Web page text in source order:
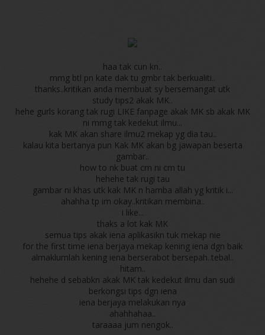
haa tak cun kn..
mmg btl pn kate dak tu gmbr tak berkualiti..
thanks..kritikan anda membuat sy bersemangat utk
study tips2 akak MK..
hehe gurls korang tak rugi LIKE fanpage akak MK sb akak MK
ni mmg tak kedekut ilmu...
kak MK akan share ilmu2 mekap yg dia tau..
kalau kita bertanya pun Kak MK akan bg jawapan beserta
gambar..
how to nk buat cm ni cm tu
hehehe tak rugi tau
gambar ni khas utk kak MK n hamba allah yg kritik i...
ahahha tp im okay..kritikan membina..
i like...
thaks a lot kak MK
semua tips akak iena aplikasikn tuk mekap nie
for the first time iena berjaya mekap kening iena dgn baik
almaklumlah kening iena berserabot bersepah..tebal..
hitam..
hehehe d sebabkn akak MK tak kedekut ilmu dan sudi
berkongsi tips dgn iena
iena berjaya melakukan nya
ahahhahaa..
taraaaa jum nengok..